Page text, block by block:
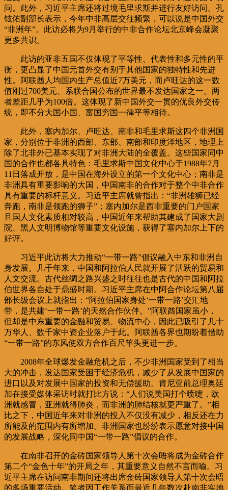
问。此外，习近平主席还将过境毛里求斯并进行友好访问。孔
铉佑副部长表示，今年中非高层交往频繁，可以说是中国外交
“非洲年”。此访必将为9月举行的中非合作论坛北京峰会凝聚
更多共识。
此访的亚非五国不仅体现了平等性、代表性和多元性的平
衡，更凸显了中国元首外交有别于其他国家的独特性和先进
性。阿联酋人均国内生产总值近7万美元，而卢旺达的这一数
值刚过700美元、系联合国公布的世界最不发达国家之一。两
者差距几乎为100倍。这体现了新中国外交一贯的优良外交传
统，即不分大国小国、富国穷国一律平等相待。
此外，塞内加尔、卢旺达、南非和毛里求斯这四个非洲国
家，分别位于非洲的西部、东部、南部和印度洋地区，地理上
除了北非外已基本实现了对非洲大陆的全覆盖。这些国家同中
国的合作也都各具特色：毛里求斯中国文化中心于1988年7月
11日落成开放，是中国在海外设立的第一个文化中心；南非是
非洲具有重要影响的大国，中国南非的合作对于整个中非合作
具有重要的标杆意义。习近平主席就曾指出：“非洲雄狮已经
奔跑，南非是领跑的狮子”；塞内加尔是西非重要的门户国家
且国人文化素质相对较高，中国近年来帮助其建成了国家大剧
院、黑人文明博物馆等重要文化设施，获得了塞内加尔上下的
好评。
习近平此访将大力推动“一带一路”倡议融入中东和非洲自
身发展。几千年来，中国和阿拉伯人民就开展了活跃的贸易和
人文交流。古代丝绸之路兴盛之时往往也是古代的中国和阿拉
伯世界各自处于鼎盛时期。习近平主席在中阿合作论坛第八届
部长级会议上就指出：“阿拉伯国家身处‘一带一路’交汇地
带，是共建‘一带一路’的天然合作伙伴。”阿联酋国家虽小，
但却是中东重要的金融和贸易、物流中心，因此已吸引了几十
万华人、数千家中资企业落户于此。阿联酋各界也期盼着借助
“一带一路”的东风使双方合作百尺竿头更进一步。
2008年全球爆发金融危机之后，不少非洲国家受到了相当
大的冲击，发达国家受困于经济危机，减少了从发展中国家的
进口以及对发展中国家的投资和无偿援助。肯尼亚前总理奥廷
加在接受媒体采访时就打比方说：“人们说美国打个喷嚏，欧
洲就感冒，亚洲就得肺炎，而非洲的肺结核就更严重了。”相
比之下，中国近年来对非洲的投入不仅没有减少，相反还在力
所能及的范围内有所增加。非洲国家也纷纷表示愿意对接中国
的发展战略，深化同中国“一带一路”倡议的合作。
在南非召开的金砖国家领导人第十次会晤将成为金砖合作
第二个“金色十年”的开局之年，其重要意义自然不言而喻。习
近平主席在访问南非期间还将出席金砖国家领导人第十次会晤
的多场重要活动。笔者因工作关系而最近几年数次赴南非实地